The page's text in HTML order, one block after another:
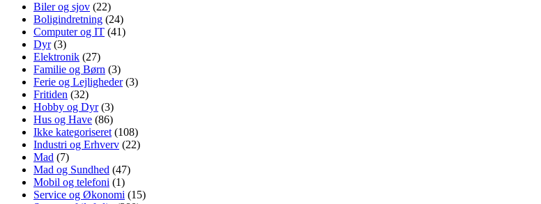
Biler og sjov (22)
Boligindretning (24)
Computer og IT (41)
Dyr(3)
Elektronik (27)
Familie og Børn (3)
Ferie og Lejligheder(3)
Fritiden (32)
Hobby og Dyr(3)
Hus og Have (86)
Ikke kategoriseret (108)
Industri og Erhverv (22)
Mad (7)
Mad og Sundhed (47)
Mobil og telefoni (1)
Service og Økonomi (15)